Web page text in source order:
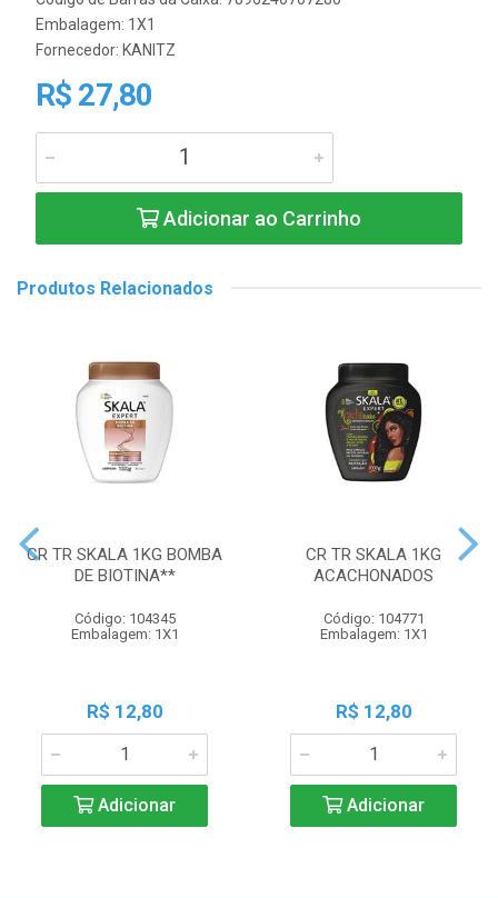
Embalagem: 1X1
Fornecedor: KANITZ
R$ 27,80
Adicionar ao Carrinho
Produtos Relacionados
CR TR SKALA 1KG BOMBA
DE BIOTINA**
Código: 104345
Embalagem: 1X1
R$ 12,80
Adicionar
CR TR SKALA 1KG
ACACHONADOS
Código: 104771
Embalagem: 1X1
R$ 12,80
Adicionar